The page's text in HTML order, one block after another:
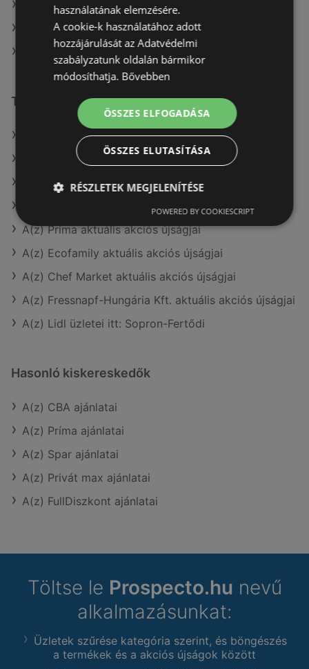
Lidl itt: Csornai
Lidl itt: Sárvári
Lidl itt: Sátoraljaújhelyi
További linkek
A(z) Lidl ajánlatai
A(z) COOP Szolnok Zrt. ajánlatai
A(z) Privát max ajánlatai
A(z) Coop aktuális akciós újságjai
A(z) Príma aktuális akciós újságjai
A(z) Ecofamily aktuális akciós újságjai
A(z) Chef Market aktuális akciós újságjai
A(z) Fressnapf-Hungária Kft. aktuális akciós újságjai
A(z) Lidl üzletei itt: Sopron-Fertődi
Hasonló kiskereskedők
A(z) CBA ajánlatai
A(z) Príma ajánlatai
A(z) Spar ajánlatai
A(z) Privát max ajánlatai
A(z) FullDiszkont ajánlatai
Töltse le Prospecto.hu nevű
alkalmazásunkat:
Üzletek szűrése kategória szerint, és böngészés
a termékek és a akciós újságok között
használatának elemzésére.
A cookie-k használatához adott
hozzájárulását az Adatvédelmi
szabályzatunk oldalán bármikor
módosíthatja. Bővebben
ÖSSZES ELFOGADÁSA
ÖSSZES ELUTASÍTÁSA
RÉSZLETEK MEGJELENÍTÉSE
POWERED BY COOKIESCRIPT